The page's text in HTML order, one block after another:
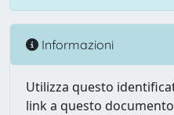
Informazioni
Utilizza questo
link a questo